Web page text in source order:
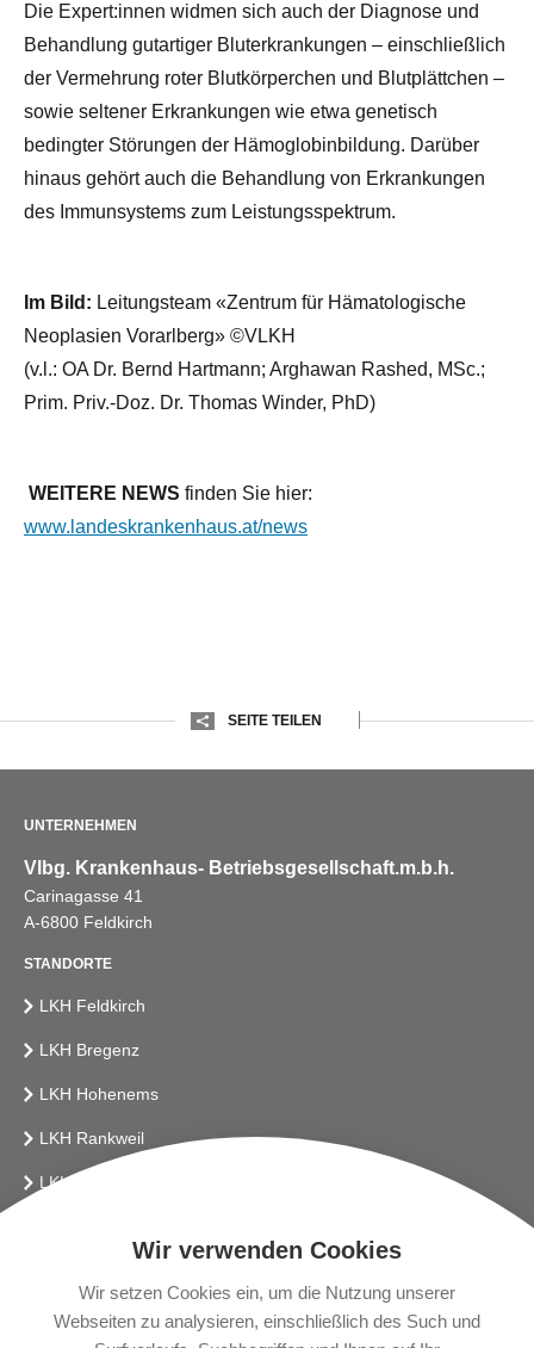
Wir verwenden Cookies
Wir setzen Cookies ein, um die Nutzung unserer
Webseiten zu analysieren, einschließlich des Such und
Die Expert:innen widmen sich auch der Diagnose und
Behandlung gutartiger Bluterkrankungen – einschließlich
der Vermehrung roter Blutkörperchen und Blutplättchen –
sowie seltener Erkrankungen wie etwa genetisch
bedingter Störungen der Hämoglobinbildung. Darüber
hinaus gehört auch die Behandlung von Erkrankungen
des Immunsystems zum Leistungsspektrum.
Im Bild: Leitungsteam «Zentrum für Hämatologische
Neoplasien Vorarlberg» ©VLKH
(v.l.: OA Dr. Bernd Hartmann; Arghawan Rashed, MSc.;
Prim. Priv.-Doz. Dr. Thomas Winder, PhD)
WEITERE NEWS finden Sie hier:
www.landeskrankenhaus.at/news
SEITE TEILEN
UNTERNEHMEN
Vlbg. Krankenhaus- Betriebsgesellschaft.m.b.h.
Carinagasse 41
A-6800 Feldkirch
STANDORTE
LKH Feldkirch
LKH Bregenz
LKH Hohenems
LKH Rankweil
LKH Bludenz
Presse